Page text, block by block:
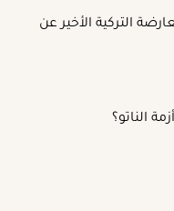
التركية الأخير عن
الناتو؟